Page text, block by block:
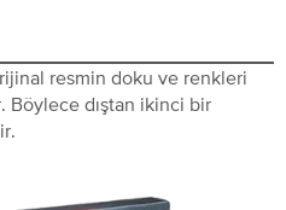
resmin doku ve renkleri
Böylece dıştan ikinci bir